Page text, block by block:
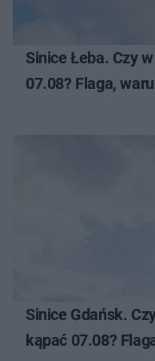
Sinice Łeba. Czy
07.08? Flaga,
Sinice Gdańsk.
kąpać 07.08?